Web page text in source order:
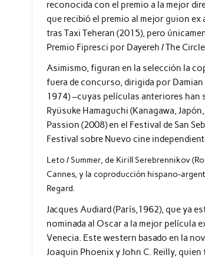
reconocida con el premio a la mejor
que recibió el premio al mejor guion ex
tras Taxi Teheran (2015), pero
Premio Fipresci por Dayereh / The
Asimismo, figuran en la selección la
fuera de concurso, dirigida por Damian
1974) –cuyas películas anteriores han
Ryüsuke Hamaguchi (Kanagawa,
Passion (2008) en el Festival de San
Festival sobre Nuevo cine
Leto / Summer, de Kirill Serebrennikov
Cannes, y la coproducción hispano-
Regard.
Jacques Audiard (París,1962), que ya
nominada al Oscar a la mejor película
Venecia. Este western basado en la
Joaquin Phoenix y John C. Reilly,